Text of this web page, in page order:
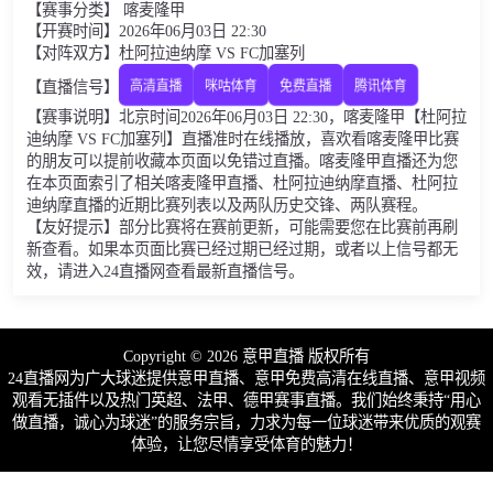
【赛事分类】 喀麦隆甲
【开赛时间】2026年06月03日 22:30
【对阵双方】杜阿拉迪纳摩 VS FC加塞列
【直播信号】
高清直播 咪咕体育 免费直播 腾讯体育
【赛事说明】北京时间2026年06月03日 22:30，喀麦隆甲【杜阿拉
迪纳摩 VS FC加塞列】直播准时在线播放，喜欢看喀麦隆甲比赛
的朋友可以提前收藏本页面以免错过直播。喀麦隆甲直播还为您
在本页面索引了相关喀麦隆甲直播、杜阿拉迪纳摩直播、杜阿拉
迪纳摩直播的近期比赛列表以及两队历史交锋、两队赛程。
【友好提示】部分比赛将在赛前更新，可能需要您在比赛前再刷
新查看。如果本页面比赛已经过期已经过期，或者以上信号都无
效，请进入24直播网查看最新直播信号。
Copyright © 2026 意甲直播 版权所有
24直播网为广大球迷提供意甲直播、意甲免费高清在线直播、意甲视频
观看无插件以及热门英超、法甲、德甲赛事直播。我们始终秉持“用心
做直播，诚心为球迷”的服务宗旨，力求为每一位球迷带来优质的观赛
体验，让您尽情享受体育的魅力！